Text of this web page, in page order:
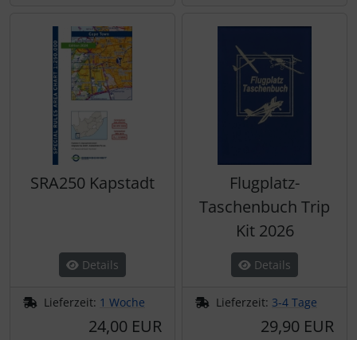
SRA250 Kapstadt
Details
Lieferzeit: 1 Woche
24,00 EUR
Flugplatz-
Taschenbuch Trip
Kit 2026
Details
Lieferzeit: 3-4 Tage
29,90 EUR